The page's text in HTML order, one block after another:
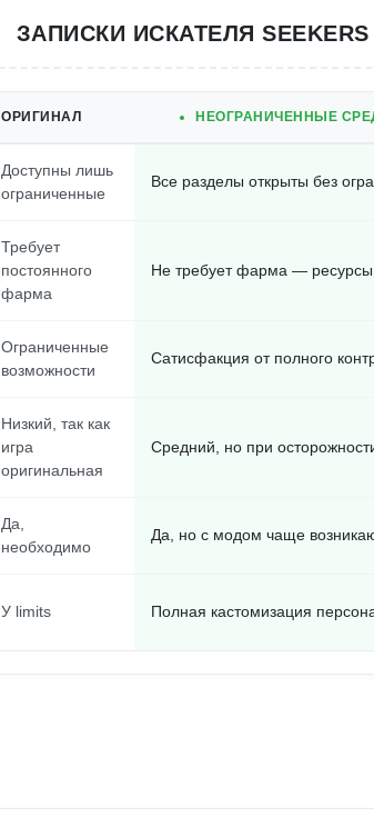
ЗАПИСКИ ИСКАТЕЛЯ SEEKERS
ОРИГИНАЛ НЕОГРАНИЧЕННЫЕ
Доступны лишь
ограниченные
Все разделы открыты без
Требует
постоянного
фарма
Не требует фарма — ресурсы
Ограниченные
возможности
Сатисфакция от полного
Низкий, так как
игра
оригинальная
Средний, но при
Да,
необходимо
Да, но с модом чаще
У limits Полная кастомизация